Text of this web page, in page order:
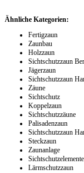
Ähnliche Kategorien:
Fertigzaun
Zaunbau
Holzzaun
Sichtschutzzaun
Jägerzaun
Sichtschutzzaun
Zäune
Sichtschutz
Koppelzaun
Sichtschutzzäune
Palisadenzaun
Sichtschutzzaun
Steckzaun
Zaunanlage
Sichtschutzelemente
Lärmschutzzaun